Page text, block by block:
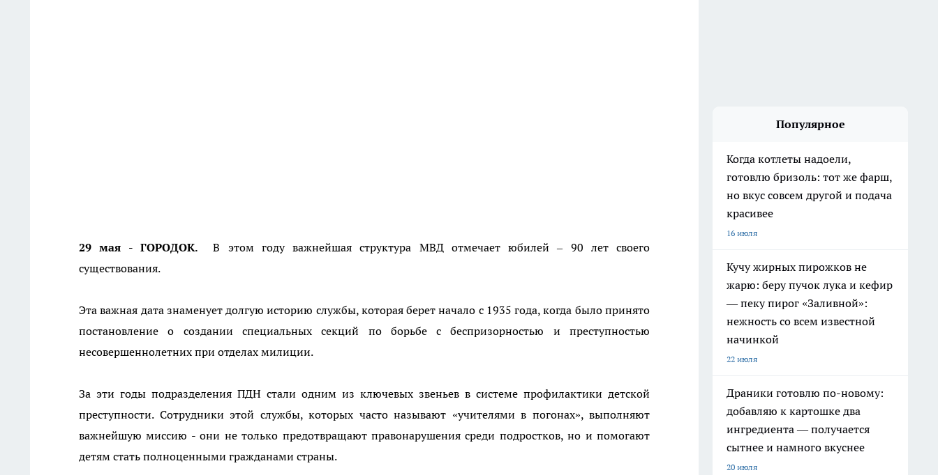
29 мая - ГОРОДОК.
В этом году важнейшая структура МВД отмечает юбилей – 90 лет своего
существования.
Эта важная дата знаменует долгую историю службы, которая берет начало с 1935 года, когда было принято
постановление о создании специальных секций по борьбе с беспризорностью и преступностью
несовершеннолетних при отделах милиции.
За эти годы подразделения ПДН стали одним из ключевых звеньев в системе профилактики детской
преступности. Сотрудники этой службы, которых часто называют «учителями в погонах», выполняют
важнейшую миссию - они не только предотвращают правонарушения среди подростков, но и помогают
детям стать полноценными гражданами страны.
Популярное
Когда котлеты надоели,
готовлю бризоль: тот же фарш,
но вкус совсем другой и подача
красивее
16 июля
Кучу жирных пирожков не
жарю: беру пучок лука и кефир
— пеку пирог «Заливной»:
нежность со всем известной
начинкой
22 июля
Драники готовлю по-новому:
добавляю к картошке два
ингредиента — получается
сытнее и намного вкуснее
20 июля